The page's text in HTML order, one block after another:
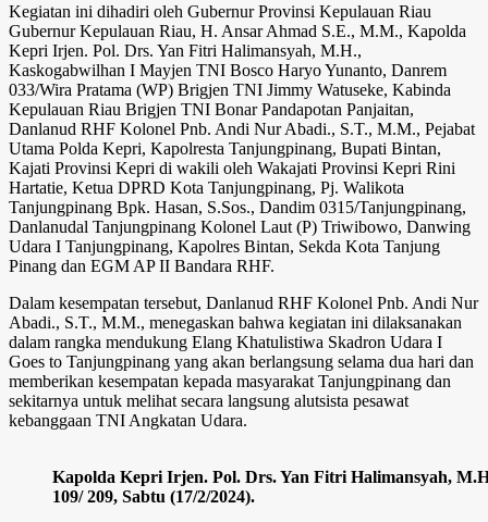
Kegiatan ini dihadiri oleh Gubernur Provinsi Kepulauan Riau
Gubernur Kepulauan Riau, H. Ansar Ahmad S.E., M.M., Kapolda
Kepri Irjen. Pol. Drs. Yan Fitri Halimansyah, M.H.,
Kaskogabwilhan I Mayjen TNI Bosco Haryo Yunanto, Danrem
033/Wira Pratama (WP) Brigjen TNI Jimmy Watuseke, Kabinda
Kepulauan Riau Brigjen TNI Bonar Pandapotan Panjaitan,
Danlanud RHF Kolonel Pnb. Andi Nur Abadi., S.T., M.M., Pejabat
Utama Polda Kepri, Kapolresta Tanjungpinang, Bupati Bintan,
Kajati Provinsi Kepri di wakili oleh Wakajati Provinsi Kepri Rini
Hartatie, Ketua DPRD Kota Tanjungpinang, Pj. Walikota
Tanjungpinang Bpk. Hasan, S.Sos., Dandim 0315/Tanjungpinang,
Danlanudal Tanjungpinang Kolonel Laut (P) Triwibowo, Danwing
Udara I Tanjungpinang, Kapolres Bintan, Sekda Kota Tanjung
Pinang dan EGM AP II Bandara RHF.
Dalam kesempatan tersebut, Danlanud RHF Kolonel Pnb. Andi Nur
Abadi., S.T., M.M., menegaskan bahwa kegiatan ini dilaksanakan
dalam rangka mendukung Elang Khatulistiwa Skadron Udara I
Goes to Tanjungpinang yang akan berlangsung selama dua hari dan
memberikan kesempatan kepada masyarakat Tanjungpinang dan
sekitarnya untuk melihat secara langsung alutsista pesawat
kebanggaan TNI Angkatan Udara.
Kapolda Kepri Irjen. Pol. Drs. Yan Fitri Halimansyah,
109/ 209, Sabtu (17/2/2024).